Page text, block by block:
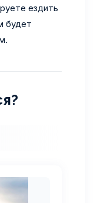
ездить
будет